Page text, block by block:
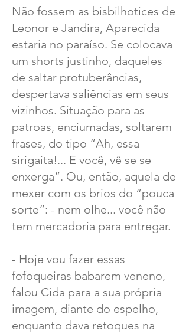
Não fossem as bisbilhotices de
Leonor e Jandira, Aparecida
estaria no paraíso. Se colocava
um shorts justinho, daqueles
de saltar protuberâncias,
despertava saliências em seus
vizinhos. Situação para as
patroas, enciumadas, soltarem
frases, do tipo “Ah, essa
sirigaita!... E você, vê se se
enxerga”. Ou, então, aquela de
mexer com os brios do “pouca
sorte”: - nem olhe... você não
tem mercadoria para entregar.
- Hoje vou fazer essas
fofoqueiras babarem veneno,
falou Cida para a sua própria
imagem, diante do espelho,
enquanto dava retoques na